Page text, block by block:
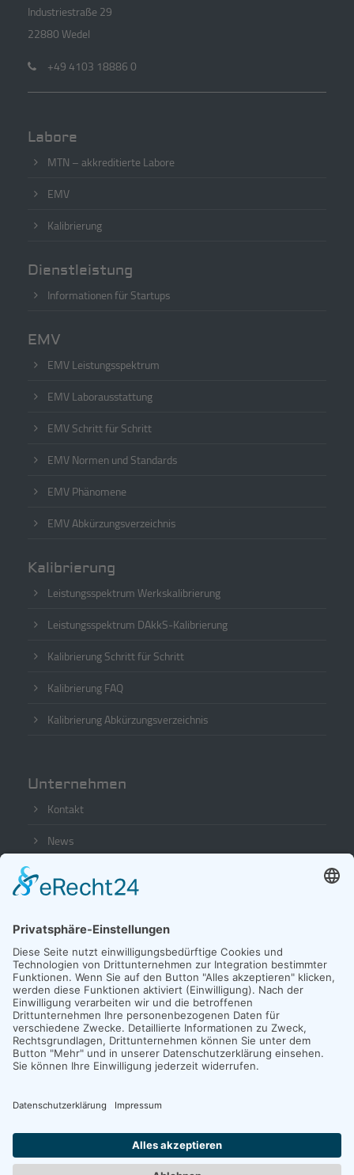
Industriestraße 29
22880 Wedel
+49 4103 18886 0
Labore
MTN – akkreditierte Labore
EMV
Kalibrierung
Dienstleistung
Informationen für Startups
EMV
EMV Leistungsspektrum
EMV Laborausstattung
EMV Schritt für Schritt
EMV Normen und Standards
EMV Phänomene
EMV Abkürzungsverzeichnis
Kalibrierung
Leistungsspektrum Werkskalibrierung
Leistungsspektrum DAkkS-Kalibrierung
Kalibrierung Schritt für Schritt
Kalibrierung FAQ
Kalibrierung Abkürzungsverzeichnis
Unternehmen
Kontakt
News
Downloads
Team
Kundenzugang
Socials